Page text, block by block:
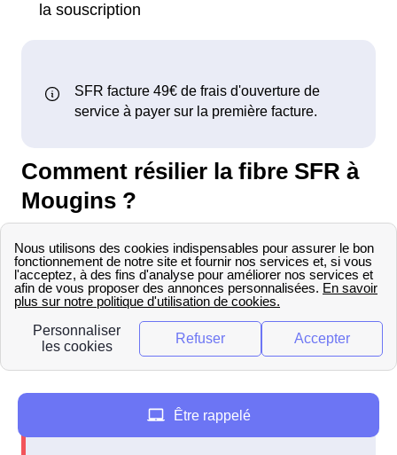
la souscription
Comment résilier la fibre SFR à
Mougins ?
La demande de résiliation de son offre fibre SFR
à Mougins doit obligatoirement se faire par voie
postale auprès du service résiliation SFR :
SFR Service Résiliation
TSA 30103
69947 Lyon Cedex 20
Être rappelé